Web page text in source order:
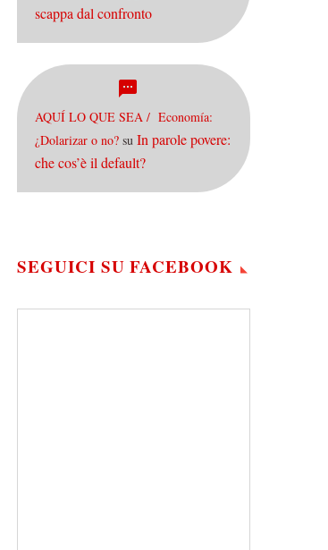
scappa dal confronto
AQUÍ LO QUE SEA / Economía:
¿Dolarizar o no? su In parole povere:
che cos’è il default?
SEGUICI SU FACEBOOK